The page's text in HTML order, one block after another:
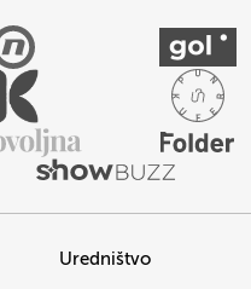
Uredništvo